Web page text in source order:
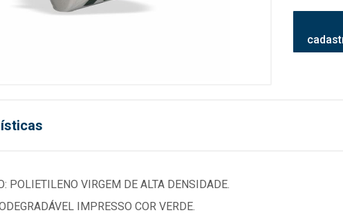
POLIETILENO VIRGEM DE ALTA DENSIDADE.
IMPRESSO COR VERDE.